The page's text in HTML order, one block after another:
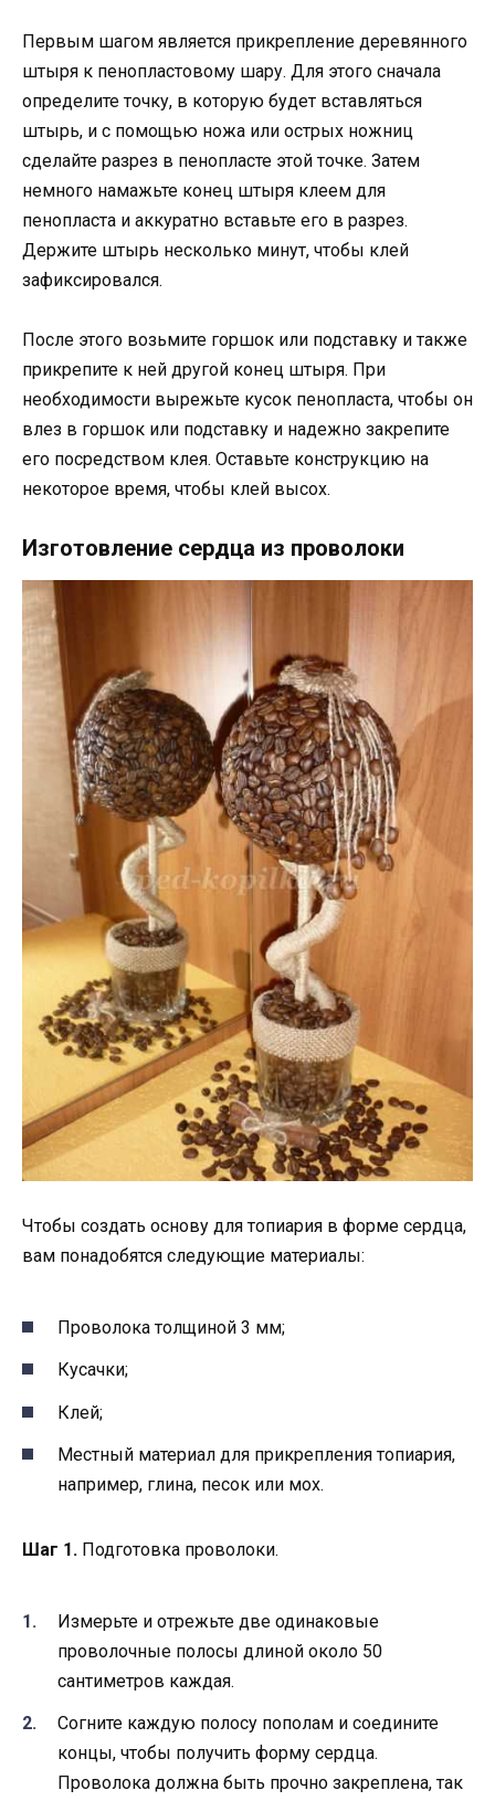
Первым шагом является прикрепление деревянного
штыря к пенопластовому шару. Для этого сначала
определите точку, в которую будет вставляться
штырь, и с помощью ножа или острых ножниц
сделайте разрез в пенопласте этой точке. Затем
немного намажьте конец штыря клеем для
пенопласта и аккуратно вставьте его в разрез.
Держите штырь несколько минут, чтобы клей
зафиксировался.
После этого возьмите горшок или подставку и также
прикрепите к ней другой конец штыря. При
необходимости вырежьте кусок пенопласта, чтобы он
влез в горшок или подставку и надежно закрепите
его посредством клея. Оставьте конструкцию на
некоторое время, чтобы клей высох.
Изготовление сердца из проволоки
Чтобы создать основу для топиария в форме сердца,
вам понадобятся следующие материалы:
Проволока толщиной 3 мм;
Кусачки;
Клей;
Местный материал для прикрепления топиария,
например, глина, песок или мох.
Шаг 1. Подготовка проволоки.
Измерьте и отрежьте две одинаковые
проволочные полосы длиной около 50
сантиметров каждая.
Согните каждую полосу пополам и соедините
концы, чтобы получить форму сердца.
Проволока должна быть прочно закреплена, так